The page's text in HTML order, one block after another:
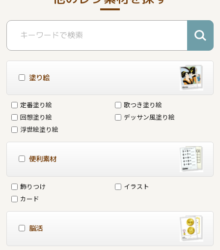
塗り絵
定番塗り絵
歌つき塗り絵
回想塗り絵
デッサン風塗り絵
浮世絵塗り絵
便利素材
飾りつけ
イラスト
カード
脳活